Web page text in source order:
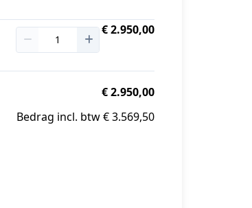
€ 2.950,00
€ 2.950,00
Bedrag incl. btw € 3.569,50